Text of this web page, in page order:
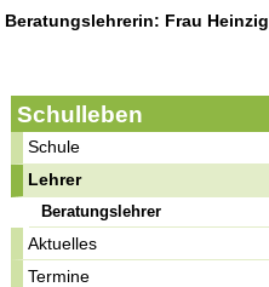
Beratungslehrerin: Frau Heinzig
Schulleben
Schule
Lehrer
Beratungslehrer
Aktuelles
Termine